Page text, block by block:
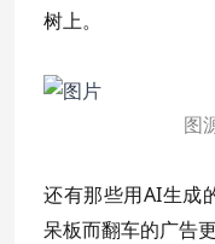
树上。
图
还有那些用AI生成
呆板而翻车的广告